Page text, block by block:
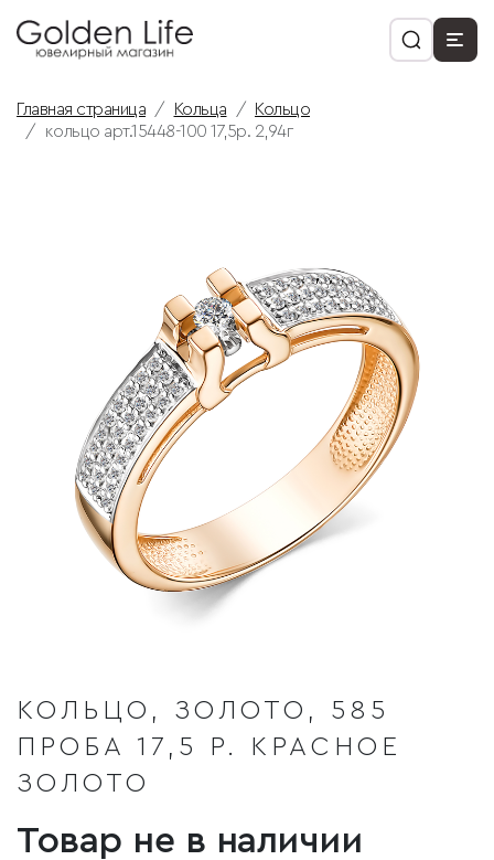
Главная страница Кольца
Кольцо
кольцо арт.15448-100 17,5р. 2,94г
КОЛЬЦО, ЗОЛОТО, 585
ПРОБА 17,5 Р. КРАСНОЕ
ЗОЛОТО
Товар не в наличии